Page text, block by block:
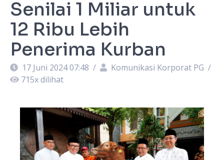
Senilai 1 Miliar untuk
12 Ribu Lebih
Penerima Kurban
17 Juni 2024 07:48 / Komunikasi Korporat PG /
715x dilihat